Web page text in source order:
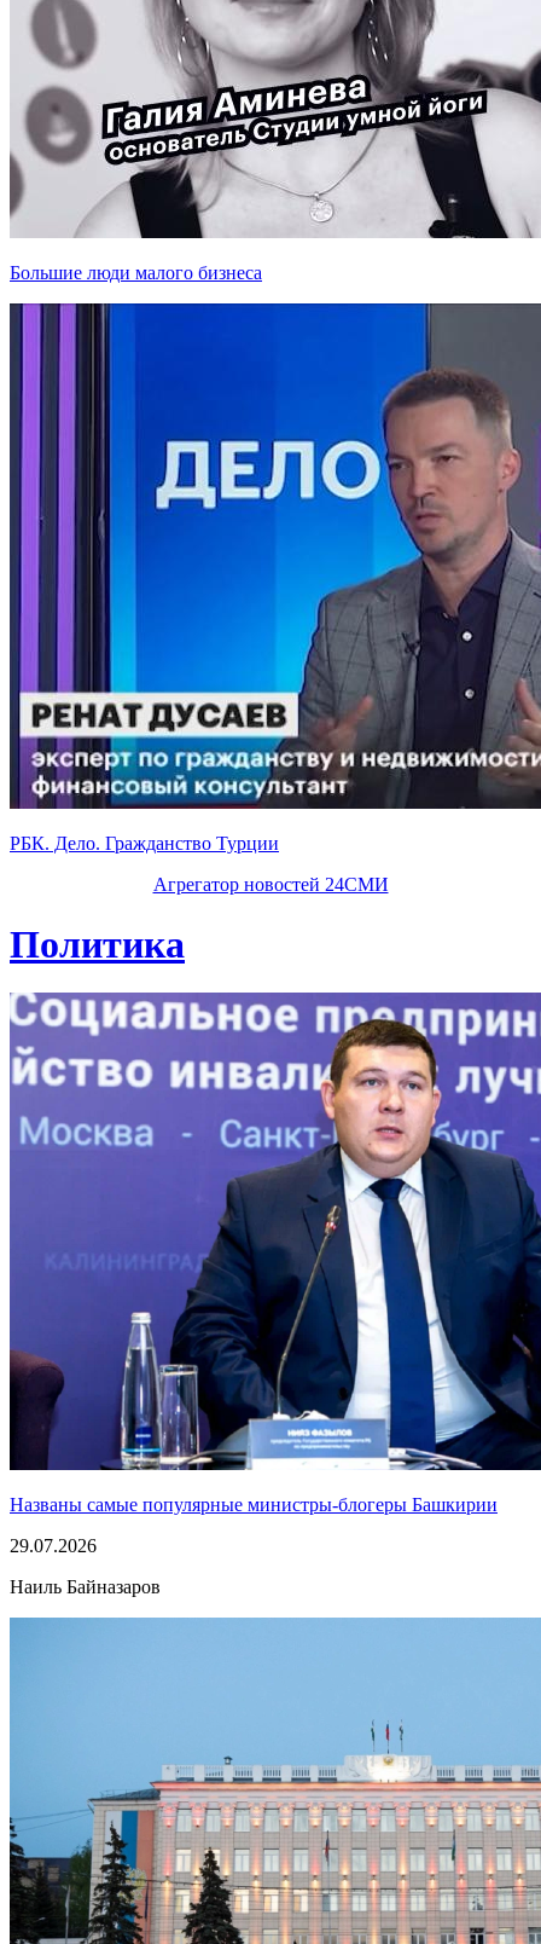
Большие люди малого бизнеса
РБК. Дело. Гражданство Турции
Агрегатор новостей 24СМИ
Политика
Названы самые популярные министры-блогеры Башкирии
29.07.2026
Наиль Байназаров